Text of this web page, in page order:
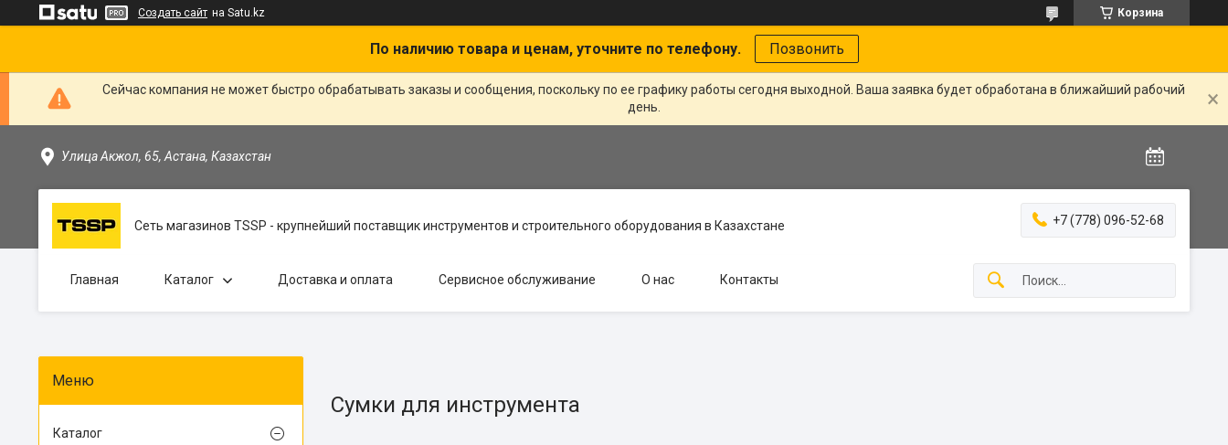
Создать сайт на Satu.kz Корзина
По наличию товара и ценам, уточните по телефону. Позвонить
Сейчас компания не может быстро обрабатывать заказы и сообщения, поскольку по ее графику работы сегодня выходной. Ваша заявка будет обработана в ближайший рабочий
день.
Улица Акжол, 65, Астана, Казахстан
Сеть магазинов TSSP - крупнейший поставщик инструментов и строительного оборудования в Казахстане +7 (778) 096-52-68
Главная Каталог Доставка и оплата Сервисное обслуживание О нас Контакты
Сумки для инструмента
Каталог